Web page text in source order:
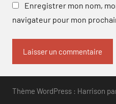
Enregistrer mon nom,
navigateur pour mon
Thème WordPress : Harrison